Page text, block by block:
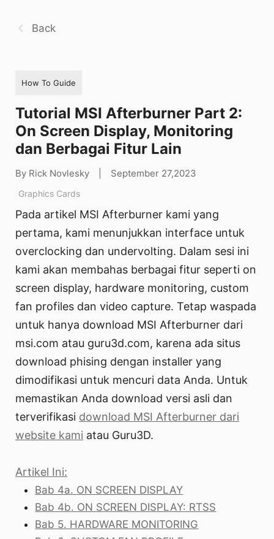
Back
How To Guide
Tutorial MSI Afterburner Part 2:
On Screen Display, Monitoring
dan Berbagai Fitur Lain
By Rick Novlesky September 27,2023
Graphics Cards
Pada artikel MSI Afterburner kami yang
pertama, kami menunjukkan interface untuk
overclocking dan undervolting. Dalam sesi ini
kami akan membahas berbagai fitur seperti on
screen display, hardware monitoring, custom
fan profiles dan video capture. Tetap waspada
untuk hanya download MSI Afterburner dari
msi.com atau guru3d.com, karena ada situs
download phising dengan installer yang
dimodifikasi untuk mencuri data Anda. Untuk
memastikan Anda download versi asli dan
terverifikasi download MSI Afterburner dari
website kami atau Guru3D.
Artikel Ini:
Bab 4a. ON SCREEN DISPLAY
Bab 4b. ON SCREEN DISPLAY: RTSS
Bab 5. HARDWARE MONITORING